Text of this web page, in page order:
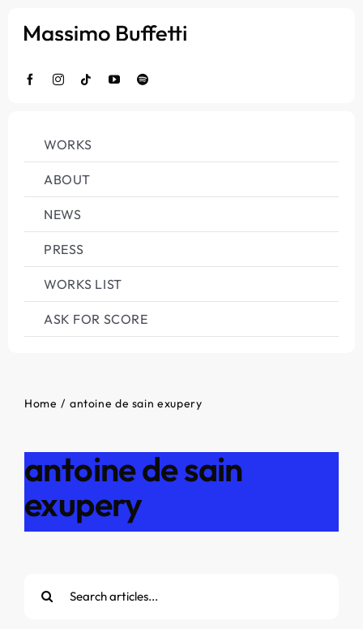
WORKS
ABOUT
NEWS
PRESS
WORKS LIST
ASK FOR SCORE
antoine de sain
exupery
Home antoine de sain exupery
per: